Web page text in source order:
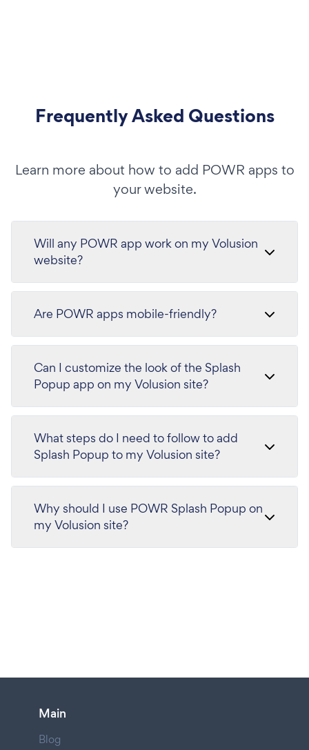
Frequently Asked Questions
Learn more about how to add POWR apps to
your website.
Will any POWR app work on my Volusion
website?
Are POWR apps mobile-friendly?
Can I customize the look of the Splash
Popup app on my Volusion site?
What steps do I need to follow to add
Splash Popup to my Volusion site?
Why should I use POWR Splash Popup on
my Volusion site?
Main
Blog